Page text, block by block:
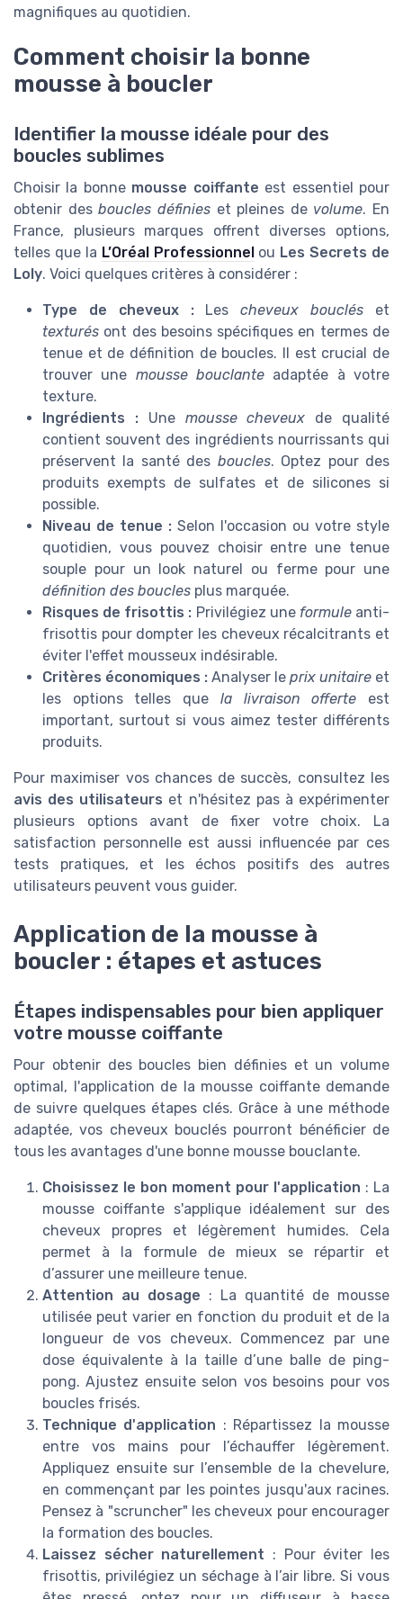
magnifiques au quotidien.
Comment choisir la bonne
mousse à boucler
Identifier la mousse idéale pour des
boucles sublimes
Choisir la bonne mousse coiffante est essentiel pour
obtenir desboucles définieset pleines de volume. En
France, plusieurs marques offrent diverses options,
telles que la L’Oréal Professionnelou Les Secrets de
Loly. Voici quelques critères à considérer :
Type de cheveux : Lescheveux bouclés et
texturés ont des besoins spécifiques en termes de
tenue et de définition de boucles. Il est crucial de
trouver une mousse bouclante adaptée à votre
texture.
Ingrédients : Une mousse cheveux de qualité
contient souvent des ingrédients nourrissants qui
préservent la santé des boucles. Optez pour des
produits exempts de sulfates et de silicones si
possible.
Niveau de tenue : Selon l'occasion ou votre style
quotidien, vous pouvez choisir entre une tenue
souple pour un look naturel ou ferme pour une
définition des boucles plus marquée.
Risques de frisottis : Privilégiez une formuleanti-
frisottis pour dompter les cheveux récalcitrants et
éviter l'effet mousseux indésirable.
Critères économiques : Analyser le prix unitaire et
les options telles que la livraison offerte est
important, surtout si vous aimez tester différents
produits.
Pour maximiser vos chances de succès, consultez les
avis des utilisateurs et n'hésitez pas à expérimenter
plusieurs options avant de fixer votre choix. La
satisfaction personnelle est aussi influencée par ces
tests pratiques, et les échos positifs des autres
utilisateurs peuvent vous guider.
Application de la mousse à
boucler : étapes et astuces
Étapes indispensables pour bien appliquer
votre mousse coiffante
Pour obtenir des boucles bien définies et un volume
optimal, l'application de la mousse coiffante demande
de suivre quelques étapes clés. Grâce à une méthode
adaptée, vos cheveux bouclés pourront bénéficier de
tous les avantages d'une bonne mousse bouclante.
Choisissez le bon moment pour l'application : La
mousse coiffante s'applique idéalement sur des
cheveux propres et légèrement humides. Cela
permet à la formule de mieux se répartir et
d’assurer une meilleure tenue.
Attention au dosage : La quantité de mousse
utilisée peut varier en fonction du produit et de la
longueur de vos cheveux. Commencez par une
dose équivalente à la taille d’une balle de ping-
pong. Ajustez ensuite selon vos besoins pour vos
boucles frisés.
Technique d'application : Répartissez la mousse
entre vos mains pour l’échauffer légèrement.
Appliquez ensuite sur l’ensemble de la chevelure,
en commençant par les pointes jusqu'aux racines.
Pensez à "scruncher" les cheveux pour encourager
la formation des boucles.
Laissez sécher naturellement : Pour éviter les
frisottis, privilégiez un séchage à l’air libre. Si vous